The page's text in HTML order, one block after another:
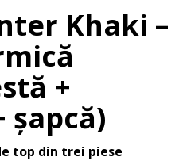
Khaki –
+
șapcă)
top din trei piese